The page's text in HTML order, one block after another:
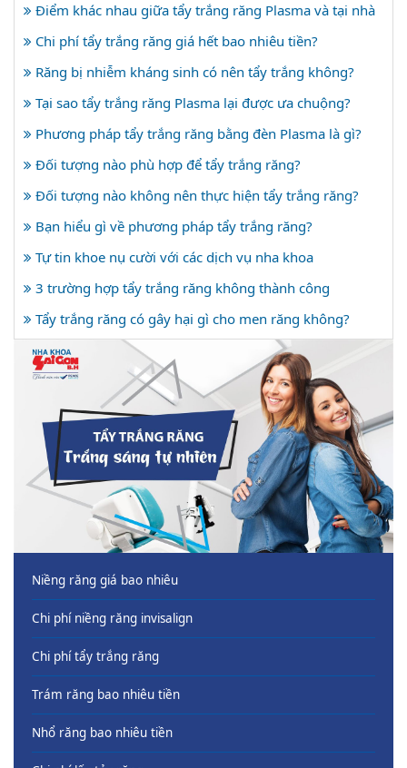
Điểm khác nhau giữa tẩy trắng răng Plasma và tại nhà
Chi phí tẩy trắng răng giá hết bao nhiêu tiền?
Răng bị nhiễm kháng sinh có nên tẩy trắng không?
Tại sao tẩy trắng răng Plasma lại được ưa chuộng?
Phương pháp tẩy trắng răng bằng đèn Plasma là gì?
Đối tượng nào phù hợp để tẩy trắng răng?
Đối tượng nào không nên thực hiện tẩy trắng răng?
Bạn hiểu gì về phương pháp tẩy trắng răng?
Tự tin khoe nụ cười với các dịch vụ nha khoa
3 trường hợp tẩy trắng răng không thành công
Tẩy trắng răng có gây hại gì cho men răng không?
Niềng răng giá bao nhiêu
Chi phí niềng răng invisalign
Chi phí tẩy trắng răng
Trám răng bao nhiêu tiền
Nhổ răng bao nhiêu tiền